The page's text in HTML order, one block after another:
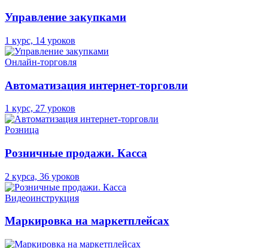
Управление закупками
1 курс, 14 уроков
Онлайн-торговля
Автоматизация интернет-торговли
1 курс, 27 уроков
Розница
Розничные продажи. Касса
2 курса, 36 уроков
Видеоинструкция
Маркировка на маркетплейсах